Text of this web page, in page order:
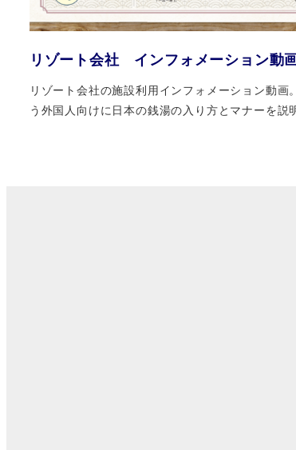
リゾート会社 インフォメーション動
リゾート会社の施設利用インフォメーション動画
う外国人向けに日本の銭湯の入り方とマナーを